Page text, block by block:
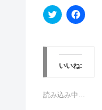
ク
リ
て
T
w
t
e
F
a
o
o
k
共
す
いいね:
読み込み中…